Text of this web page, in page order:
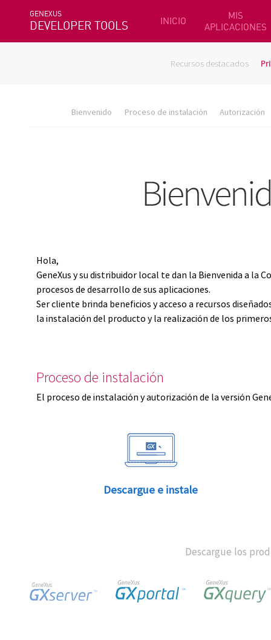
GENEXUS
DEVELOPER TOOLS INICIO
MIS
APLICACIONES
Recursos destacados
Bienvenido Proceso de instalación Autorización
Hola,
GeneXus y su distribuidor local te dan la Bienvenida a la
procesos de desarrollo de sus aplicaciones.
Ser cliente brinda beneficios y acceso a recursos
la instalación del producto y la realización de los
Proceso de instalación
El proceso de instalación y autorización de la versión
Descargue e instale
Descargue los